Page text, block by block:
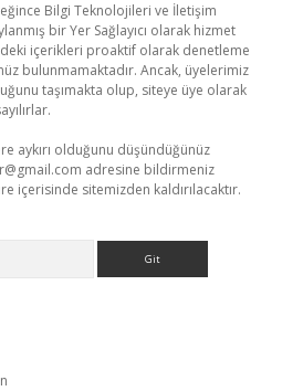
Bilgi Teknolojileri ve İletişim
bir Yer Sağlayıcı olarak hizmet
içerikleri proaktif olarak denetleme
bulunmamaktadır. Ancak, üyelerimiz
taşımakta olup, siteye üye olarak
aykırı olduğunu düşündüğünüz
adresine bildirmeniz
içerisinde sitemizden kaldırılacaktır.